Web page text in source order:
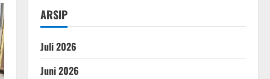
ARSIP
Juli 2026
Juni 2026